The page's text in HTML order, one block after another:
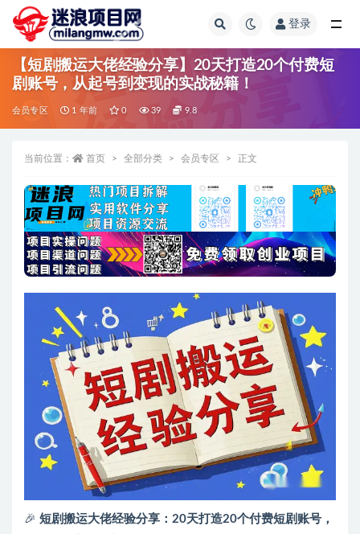
登录
【短剧搬运大佬经验分享】20天打造20个付费短
剧账号，从起号到变现的实战秘籍！
会员专区 1 年前 0 39 9.8
当前位置： 首页 全部分类 会员专区 正文
🎉 短剧搬运大佬经验分享：20天打造20个付费短剧账号，
全部